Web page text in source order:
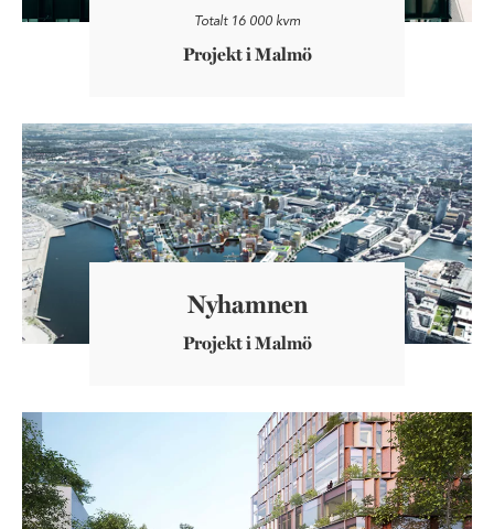
Totalt 16 000 kvm
Projekt i Malmö
Nyhamnen
Nyhamnen
Projekt i Malmö
Smörkajen